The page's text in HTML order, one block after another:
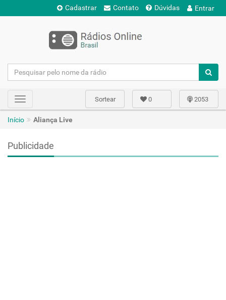
Cadastrar Contato Dúvidas Entrar
Toggle
navigation
2053
0
Sortear
Início Aliança Live
Publicidade